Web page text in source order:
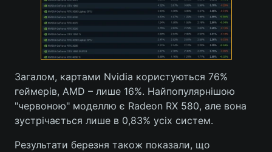
Загалом, картами Nvidia користуються 76%
геймерів, AMD – лише 16%. Найпопулярнішою
"червоною" моделлю є Radeon RX 580, але вона
зустрічається лише в 0,83% усіх систем.
Результати березня також показали, що